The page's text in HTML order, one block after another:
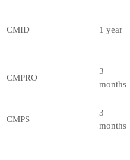
CMID 1 year
CMPRO
3
months
CMPS
3
months